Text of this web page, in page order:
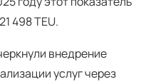
498 TEU.
внедрение
услуг через